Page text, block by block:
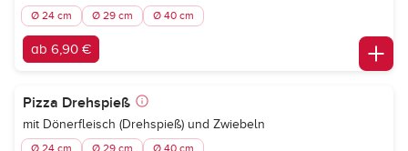
Ø 24 cm Ø 29 cm Ø 40 cm
ab 6,90 €
Pizza Drehspieß
mit Dönerfleisch (Drehspieß) und Zwiebeln
Ø 24 cm Ø 29 cm Ø 40 cm